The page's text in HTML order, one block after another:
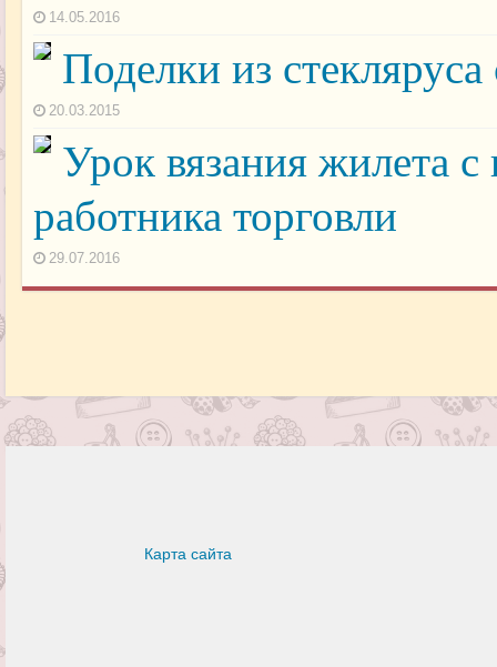
14.05.2016
Поделки из
20.03.2015
Урок вязания жилета
работника торговли
29.07.2016
Карта сайта